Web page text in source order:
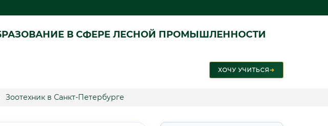
В СФЕРЕ ЛЕСНОЙ ПРОМЫШЛЕННОСТИ
ХОЧУ УЧИТЬСЯ➜
Зоотехник в Санкт-Петербурге